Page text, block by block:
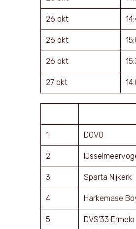
26 okt
26 okt
26 okt
27 okt
1 DOVO
2
3 Sparta Nijkerk
4 Harkemase
5 DVS’33 Ermelo